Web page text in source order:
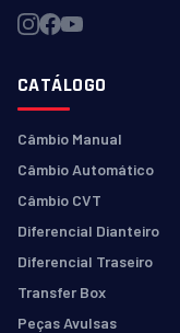
CATÁLOGO
Câmbio Manual
Câmbio Automático
Câmbio CVT
Diferencial Dianteiro
Diferencial Traseiro
Transfer Box
Peças Avulsas